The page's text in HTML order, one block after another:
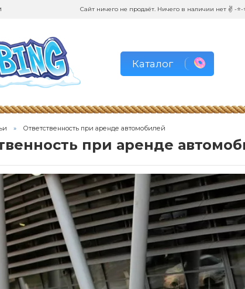
Сайт ничего не продаёт. Ничего в наличии нет ✌ -⭐-
Каталог
Ответственность при аренде автомобилей
при аренде